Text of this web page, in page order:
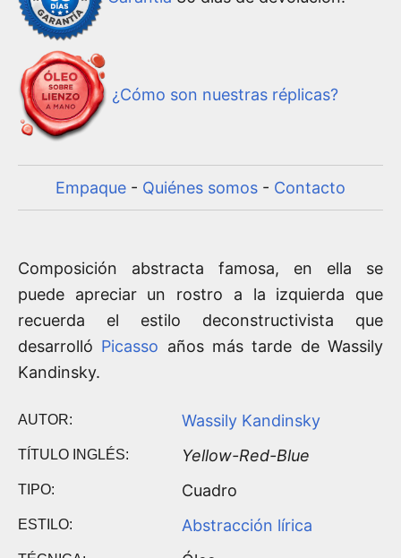
¿Cómo son nuestras réplicas?
Empaque - Quiénes somos - Contacto
Composición abstracta famosa, en ella se
puede apreciar un rostro a la izquierda que
recuerda el estilo deconstructivista que
desarrolló Picasso años más tarde de Wassily
Kandinsky.
AUTOR: Wassily Kandinsky
TÍTULO INGLÉS: Yellow-Red-Blue
TIPO: Cuadro
ESTILO: Abstracción lírica